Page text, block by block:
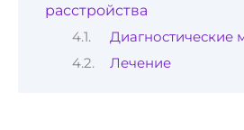
расстройства
Диагностические
Лечение